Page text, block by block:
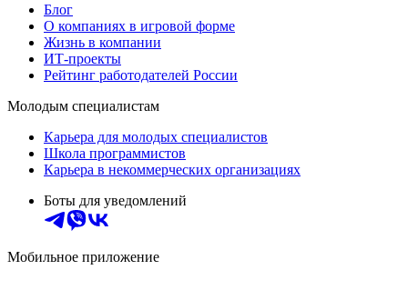
Блог
О компаниях в игровой форме
Жизнь в компании
ИТ-проекты
Рейтинг работодателей России
Молодым специалистам
Карьера для молодых специалистов
Школа программистов
Карьера в некоммерческих организациях
Боты для уведомлений
Мобильное приложение